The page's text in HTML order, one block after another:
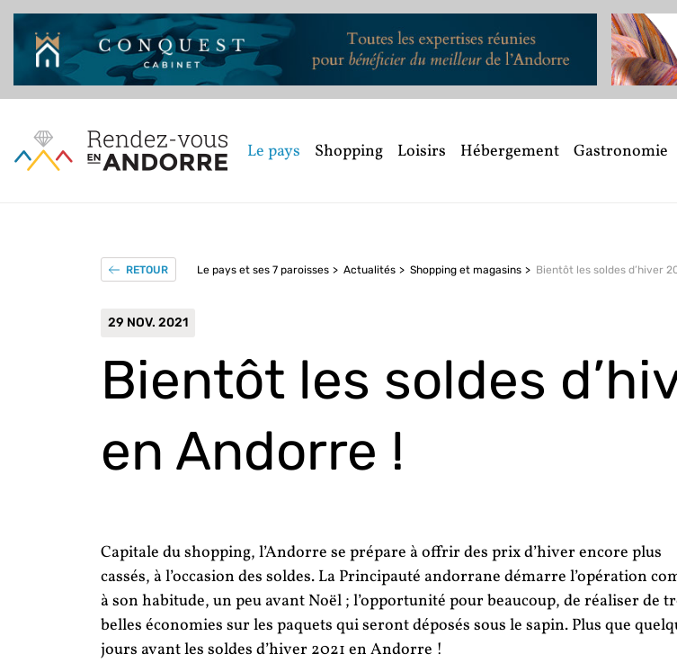
Le pays Shopping Loisirs Hébergement Gastronomie
RETOUR Le pays et ses 7 paroisses Actualités Shopping et magasins
29 NOV. 2021
Bientôt les soldes
en Andorre !
Capitale du shopping, l’Andorre se prépare à offrir des prix d’hiver encore plus
cassés, à l’occasion des soldes. La Principauté andorrane démarre l’opération
à son habitude, un peu avant Noël ; l’opportunité pour beaucoup, de réaliser de
belles économies sur les paquets qui seront déposés sous le sapin. Plus que
jours avant les soldes d’hiver 2021 en Andorre !